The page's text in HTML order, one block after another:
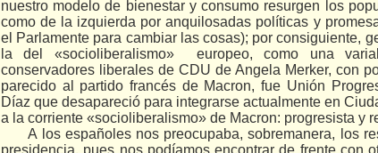
nuestro modelo de bienestar y consumo resurgen los
como de la izquierda por anquilosadas políticas y
el Parlamente para cambiar las cosas); por consiguiente,
la del «socioliberalismo»
europeo, como una
conservadores liberales de CDU de Angela Merker, con
parecido al partido francés de Macron, fue Unión
Díaz que desapareció para integrarse actualmente en
a la corriente «socioliberalismo» de Macron: progresista y
A los españoles nos preocupaba, sobremanera, los
presidencia, pues nos podíamos encontrar de frente con